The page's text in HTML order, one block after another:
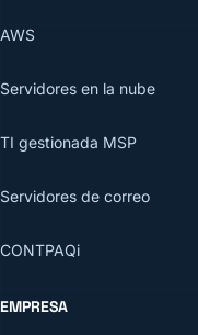
AWS
Servidores en la nube
TI gestionada MSP
Servidores de correo
CONTPAQi
EMPRESA